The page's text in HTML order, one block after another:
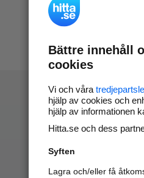
Bättre innehåll
cookies
Vi och våra
hjälp av cookies och
hjälp av informationen
Hitta.se och dess
Syften
Lagra och/eller få